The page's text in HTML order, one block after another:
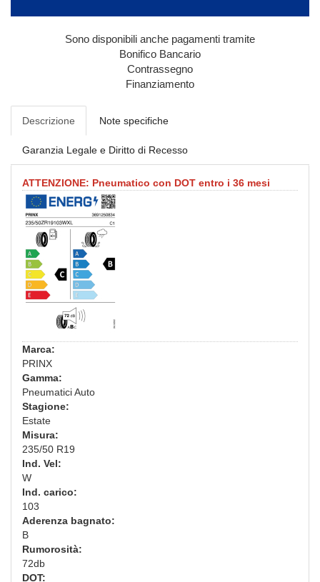
Sono disponibili anche pagamenti tramite
Bonifico Bancario
Contrassegno
Finanziamento
Descrizione Note specifiche
Garanzia Legale e Diritto di Recesso
ATTENZIONE: Pneumatico con DOT entro i 36 mesi
Marca:
PRINX
Gamma:
Pneumatici Auto
Stagione:
Estate
Misura:
235/50 R19
Ind. Vel:
W
Ind. carico:
103
Aderenza bagnato:
B
Rumorosità:
72db
DOT: